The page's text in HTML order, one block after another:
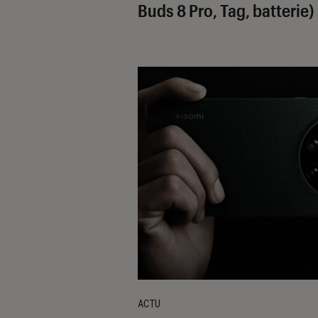
Buds 8 Pro, Tag, batterie)
ACTU